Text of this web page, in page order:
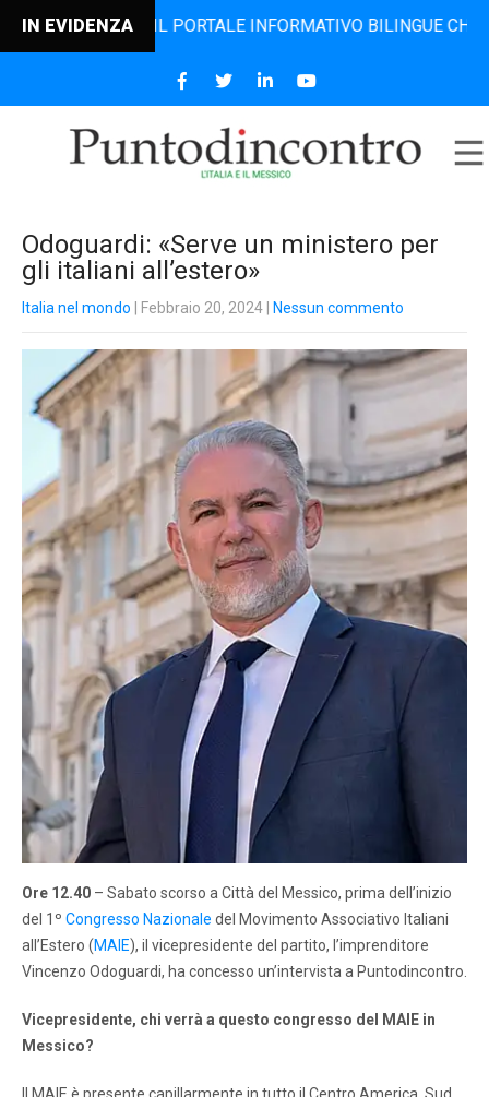
IN EVIDENZAIL PORTALE INFORMATIVO BILINGUE CHE DAL
Odoguardi: «Serve un ministero per
gli italiani all’estero»
Italia nel mondo | Febbraio 20, 2024 Nessun commento
Ore 12.40 – Sabato scorso a Città del Messico, prima dell’inizio
del 1º Congresso Nazionale del Movimento Associativo Italiani
all’Estero (MAIE), il vicepresidente del partito, l’imprenditore
Vincenzo Odoguardi, ha concesso un’intervista a Puntodincontro.
Vicepresidente, chi verrà a questo congresso del MAIE in
Messico?
Il MAIE è presente capillarmente in tutto il Centro America, Sud